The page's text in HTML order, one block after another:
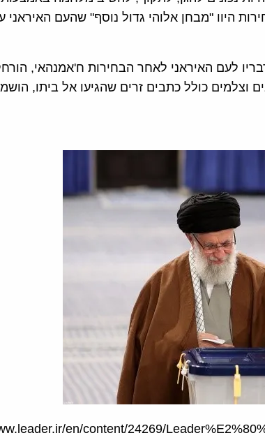
היוו "מבחן אלוהי גדול נוסף" שהעם
לעם האיראני לאחר הבחירות ח'אמנהאי,
כולל כתבים זרים שהגיעו אל ביתו,